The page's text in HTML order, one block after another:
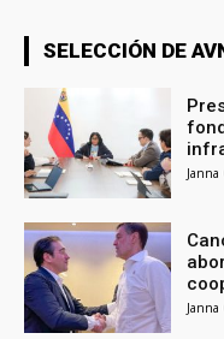
SELECCIÓN DE
Janna
Janna